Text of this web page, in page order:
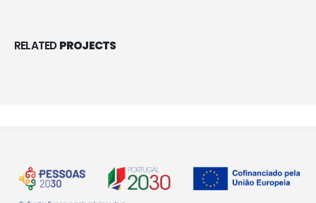
RELATEDPROJECTS